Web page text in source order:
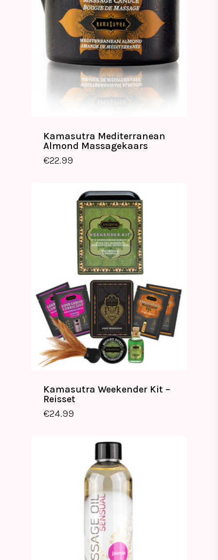
Kamasutra Mediterranean
Almond Massagekaars
€22.99
€22.99
Kamasutra Weekender Kit –
Reisset
€24.99